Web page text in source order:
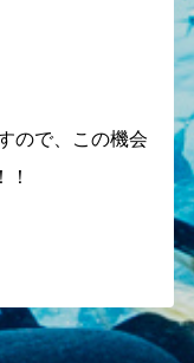
ので、この機会